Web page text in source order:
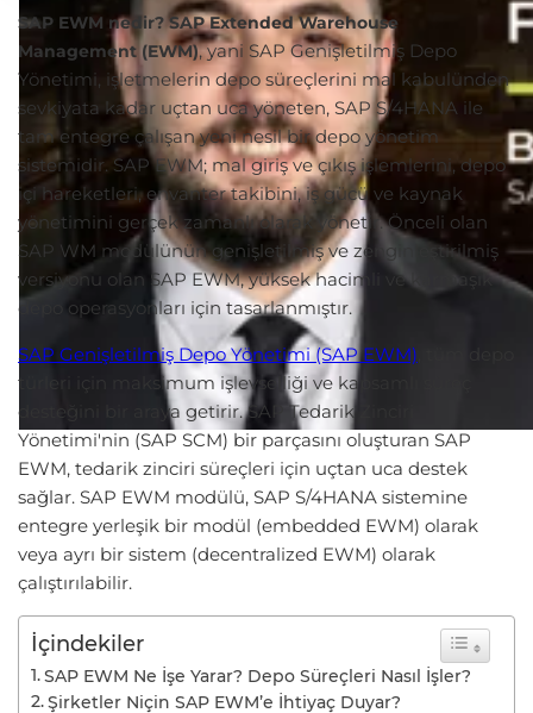
SAP EWM nedir? SAP Extended Warehouse
Management (EWM), yani SAP Genişletilmiş Depo
Yönetimi, işletmelerin depo süreçlerini mal kabulünden
sevkiyata kadar uçtan uca yöneten, SAP S/4HANA ile
tam entegre çalışan yeni nesil bir depo yönetim
sistemidir. SAP EWM; mal giriş ve çıkış işlemlerini, depo
içi hareketleri, envanter takibini, iş gücü ve kaynak
yönetimini gerçek zamanlı olarak yönetir. Önceli olan
SAP WM modülünün genişletilmiş ve zenginleştirilmiş
versiyonu olan SAP EWM, yüksek hacimli ve karmaşık
depo operasyonları için tasarlanmıştır.
SAP Genişletilmiş Depo Yönetimi (SAP EWM)
türleri için maksimum işlevselliği ve kapsamlı süreç
desteğini bir araya getirir. SAP Tedarik Zinciri
Yönetimi'nin (SAP SCM) bir parçasını oluşturan SAP
EWM, tedarik zinciri süreçleri için uçtan uca destek
sağlar. SAP EWM modülü, SAP S/4HANA sistemine
entegre yerleşik bir modül (embedded EWM) olarak
veya ayrı bir sistem (decentralized EWM) olarak
çalıştırılabilir.
İçindekiler
SAP EWM Ne İşe Yarar? Depo Süreçleri Nasıl İşler?
Şirketler Niçin SAP EWM’e İhtiyaç Duyar?